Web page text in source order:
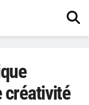
créativité